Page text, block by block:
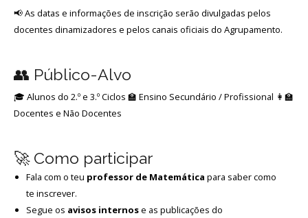
📢 As datas e informações de inscrição serão divulgadas pelos
docentes dinamizadores e pelos canais oficiais do Agrupamento.
👥 Público-Alvo
🎓 Alunos do 2.º e 3.º Ciclos 🏫 Ensino Secundário / Profissional 👩‍🏫
Docentes e Não Docentes
🚀 Como participar
Fala com o teu professor de Matemática para saber como
te inscrever.
Segue os avisos internose as publicações do